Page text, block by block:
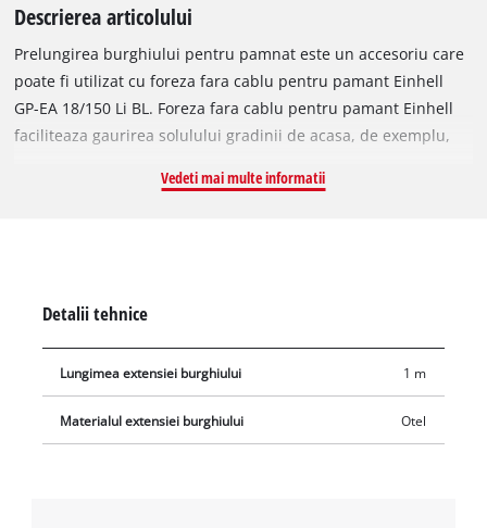
Descrierea articolului
Prelungirea burghiului pentru pamnat este un accesoriu care
poate fi utilizat cu foreza fara cablu pentru pamant Einhell
GP-EA 18/150 Li BL. Foreza fara cablu pentru pamant Einhell
faciliteaza gaurirea solulului gradinii de acasa, de exemplu,
pentru a atasa decoratiuni de gradina. Extensia de 100 cm va
Vedeti mai multe informatii
Detalii tehnice
Lungimea extensiei burghiului 1 m
Materialul extensiei burghiului Otel